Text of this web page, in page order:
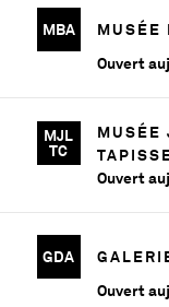
MBA
MUSÉE
Ouvert
MJL
TC
MUSÉE
Ouvert
GDA
Ouvert